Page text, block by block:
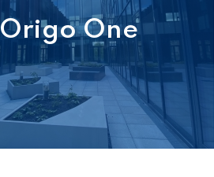
Origo One